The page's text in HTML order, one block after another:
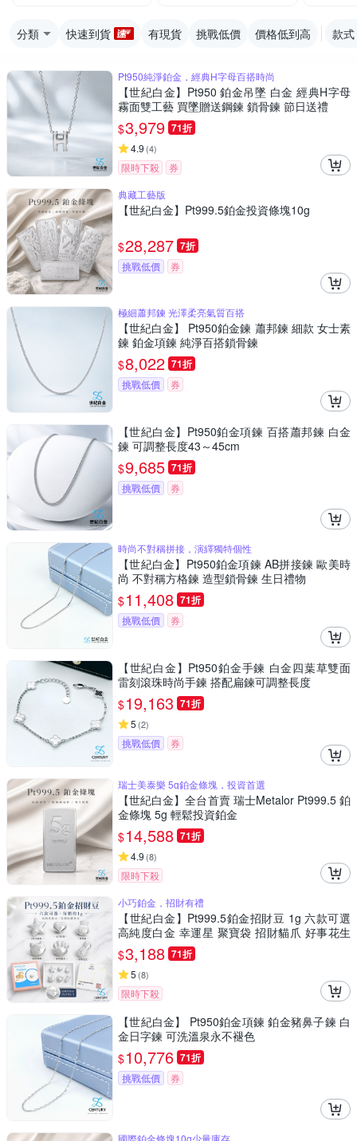
分類 快速到貨 有現貨 挑戰低價 價格低到高 款式
Pt950純淨鉑金，經典H字母百搭時尚
【世紀白金】Pt950 鉑金吊墜 白金 經典H字母
霧面雙工藝 買墜贈送鋼鍊 鎖骨鍊 節日送禮
$3,979 71折
4.9 (4)
限時下殺
券
典藏工藝版
【世紀白金】Pt999.5鉑金投資條塊10g
$28,287 7折
挑戰低價 券
極細蕭邦鍊 光澤柔亮氣質百搭
【世紀白金】 Pt950鉑金鍊 蕭邦鍊 細款 女士素
鍊 鉑金項鍊 純淨百搭鎖骨鍊
$8,022 71折
挑戰低價 券
【世紀白金】Pt950鉑金項鍊 百搭蕭邦鍊 白金
鍊 可調整長度43～45cm
$9,685 71折
挑戰低價 券
時尚不對稱拼接，演繹獨特個性
【世紀白金】Pt950鉑金項鍊 AB拼接鍊 歐美時
尚 不對稱方格鍊 造型鎖骨鍊 生日禮物
$11,408 71折
挑戰低價 券
【世紀白金】Pt950鉑金手鍊 白金四葉草雙面
雷刻滾珠時尚手鍊 搭配扁鍊可調整長度
$19,163 71折
5 (2)
挑戰低價 券
瑞士美泰樂 5g鉑金條塊，投資首選
【世紀白金】全台首賣 瑞士Metalor Pt999.5 鉑
金條塊 5g 輕鬆投資鉑金
$14,588 71折
4.9 (8)
限時下殺
小巧鉑金，招財有禮
【世紀白金】Pt999.5鉑金招財豆 1g 六款可選
高純度白金 幸運星 聚寶袋 招財貓爪 好事花生
送禮收藏
$3,188 71折
5 (8)
限時下殺
【世紀白金】 Pt950鉑金項鍊 鉑金豬鼻子鍊 白
金日字鍊 可洗溫泉永不褪色
$10,776 71折
挑戰低價 券